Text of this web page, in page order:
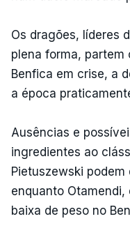
Os dragões, líderes
plena forma,
Benfica em crise, a
a época
Ausências e
ingredientes ao
Pietuszewski podem
enquanto Otamendi,
baixa de peso no